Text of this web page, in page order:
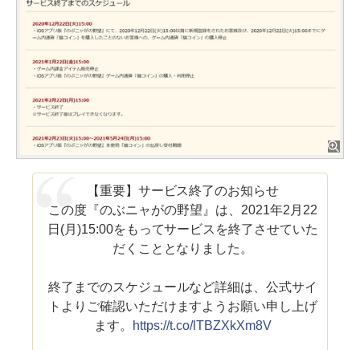
【重要】サービス終了のお知らせ
この度『のぶニャがの野望』は、2021年2月22
日(月)15:00をもってサービスを終了させていた
だくこととなりました。
終了までのスケジュールなど詳細は、公式サイ
トよりご確認いただけますようお願い申し上げ
ます。
https://t.co/lTBZXkXm8V